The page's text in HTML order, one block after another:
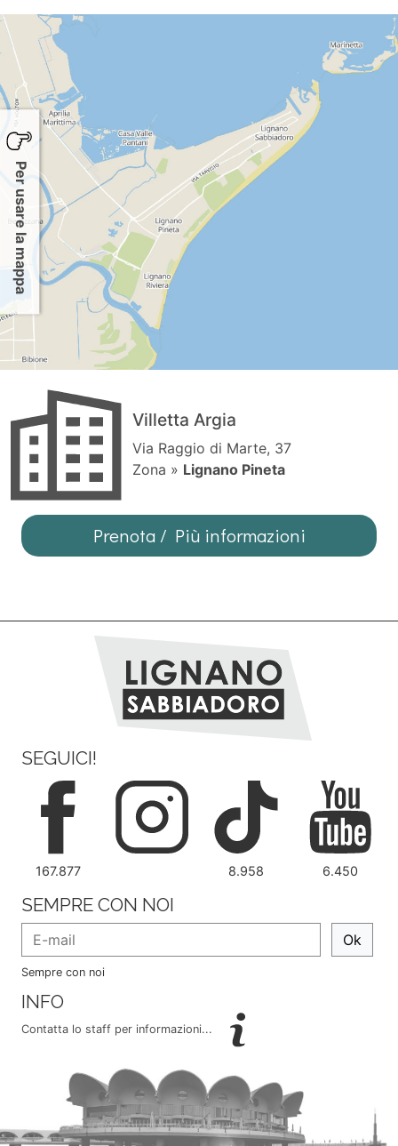
Per usare la mappa
Villetta Argia
Via Raggio di Marte, 37
Zona » Lignano Pineta
Prenota / Più informazioni
SEGUICI!
167.877 8.958 6.450
SEMPRE CON NOI
Ok
Sempre con noi
INFO
Contatta lo staff per informazioni...